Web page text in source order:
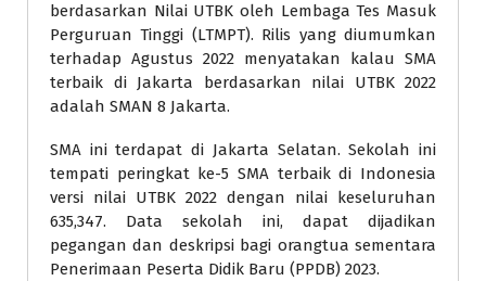
berdasarkan Nilai UTBK oleh Lembaga Tes Masuk
Perguruan Tinggi (LTMPT). Rilis yang diumumkan
terhadap Agustus 2022 menyatakan kalau SMA
terbaik di Jakarta berdasarkan nilai UTBK 2022
adalah SMAN 8 Jakarta.
SMA ini terdapat di Jakarta Selatan. Sekolah ini
tempati peringkat ke-5 SMA terbaik di Indonesia
versi nilai UTBK 2022 dengan nilai keseluruhan
635,347. Data sekolah ini, dapat dijadikan
pegangan dan deskripsi bagi orangtua sementara
Penerimaan Peserta Didik Baru (PPDB) 2023.